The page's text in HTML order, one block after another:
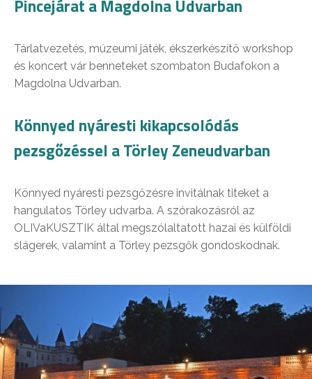
Pincejárat a Magdolna Udvarban
Tárlatvezetés, múzeumi játék, ékszerkészítő workshop
és koncert vár benneteket szombaton Budafokon a
Magdolna Udvarban.
Könnyed nyáresti kikapcsolódás
pezsgőzéssel a Törley Zeneudvarban
Könnyed nyáresti pezsgőzésre invitálnak titeket a
hangulatos Törley udvarba. A szórakozásról az
OLIVaKUSZTIK által megszólaltatott hazai és külföldi
slágerek, valamint a Törley pezsgők gondoskodnak.